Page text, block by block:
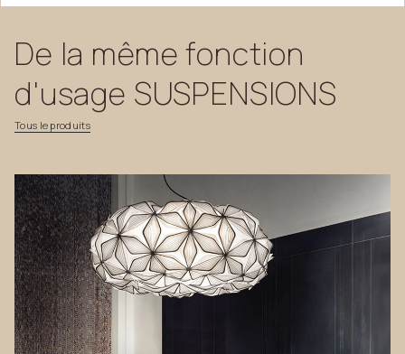
Tous le produits
De la même fonction
d'usage SUSPENSIONS